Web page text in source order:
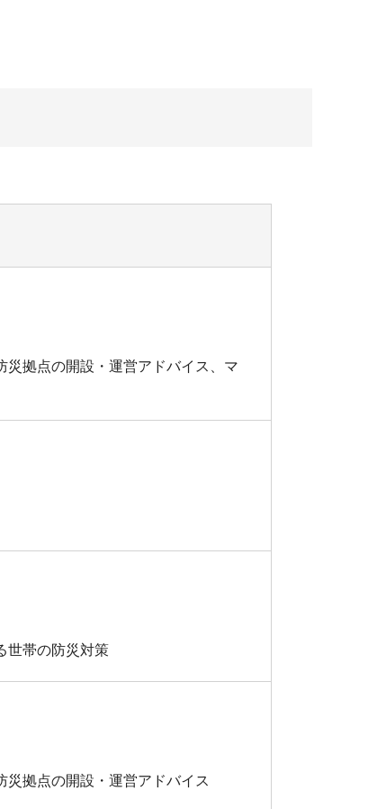
災拠点の開設・運営アドバイス、マ
世帯の防災対策
災拠点の開設・運営アドバイス